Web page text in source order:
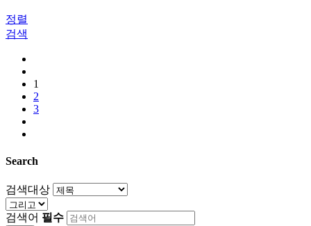
정렬
검색
1
2
3
Search
검색대상
검색어 필수